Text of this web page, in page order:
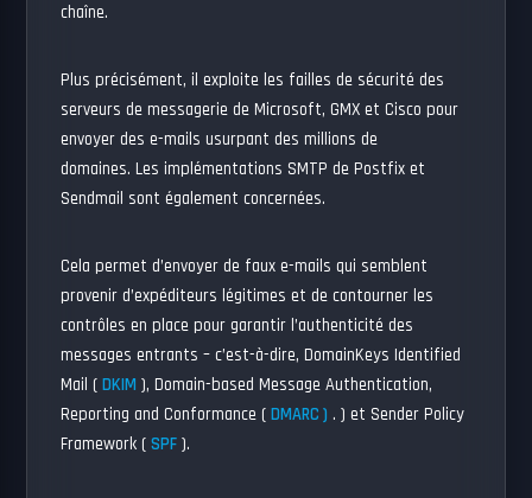
chaîne.
Plus précisément, il exploite les failles de sécurité des
serveurs de messagerie de Microsoft, GMX et Cisco pour
envoyer des e-mails usurpant des millions de
domaines. Les implémentations SMTP de Postfix et
Sendmail sont également concernées.
Cela permet d’envoyer de faux e-mails qui semblent
provenir d’expéditeurs légitimes et de contourner les
contrôles en place pour garantir l’authenticité des
messages entrants – c’est-à-dire, DomainKeys Identified
Mail (DKIM ), Domain-based Message Authentication,
Reporting and Conformance (DMARC ) . ) et Sender Policy
Framework (SPF ).